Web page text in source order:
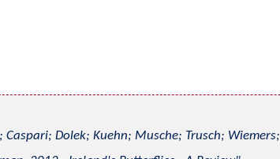
Caspari; Dolek; Kuehn; Musche; Trusch;